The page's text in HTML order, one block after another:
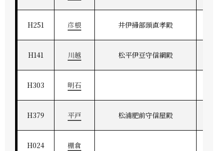
H251 彦根 井伊掃部頭直孝殿
H141 川越 松平伊豆守信綱殿
H303 明石
H379 平戸 松浦肥前守信屋殿
H024 棚倉